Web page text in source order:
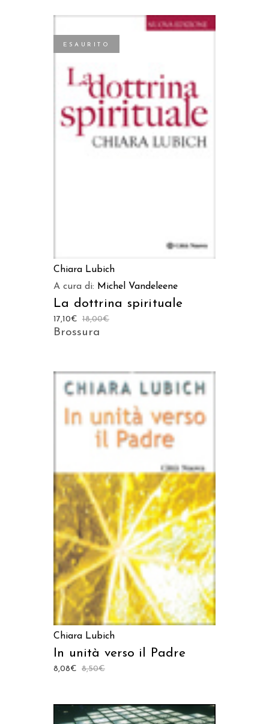
ESAURITO
LEGGI TUTTO
Chiara Lubich
A cura di: Michel Vandeleene
La dottrina spirituale
18,00€
17,10€
Brossura
AGGIUNGI AL CARRELLO
Chiara Lubich
In unità verso il Padre
8,50€
8,08€